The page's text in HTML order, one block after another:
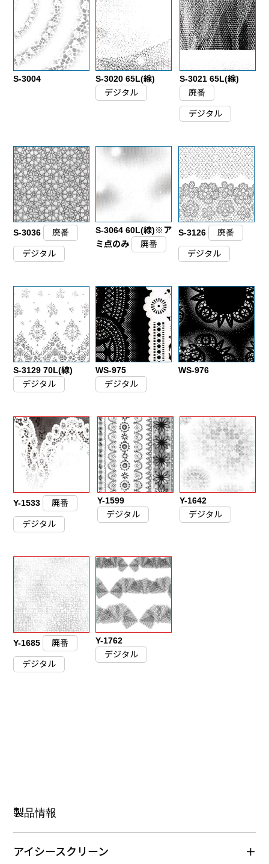
製品情報
アイシースクリーン
S-3004
S-3020 65L(線)
デジタル
S-3021 65L(線)
廃番
デジタル
S-3036 廃番
デジタル
S-3064 60L(線)※ア
ミ点のみ
廃番
S-3126 廃番
デジタル
S-3129 70L(線)
デジタル
WS-975
デジタル
WS-976
Y-1533 廃番
デジタル
Y-1599
デジタル
Y-1642
デジタル
Y-1685 廃番
デジタル
Y-1762
デジタル